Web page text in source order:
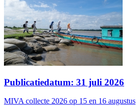
Publicatiedatum: 31 juli 2026
MIVA collecte 2026 op 15 en 16 augustus